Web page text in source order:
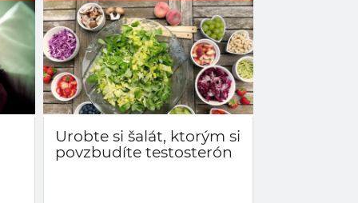
Urobte si šalát, ktorým si
povzbudíte testosterón